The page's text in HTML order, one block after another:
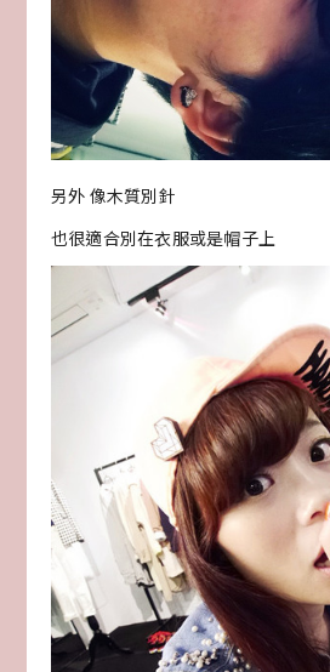
另外 像木質別針
也很適合別在衣服或是帽子上